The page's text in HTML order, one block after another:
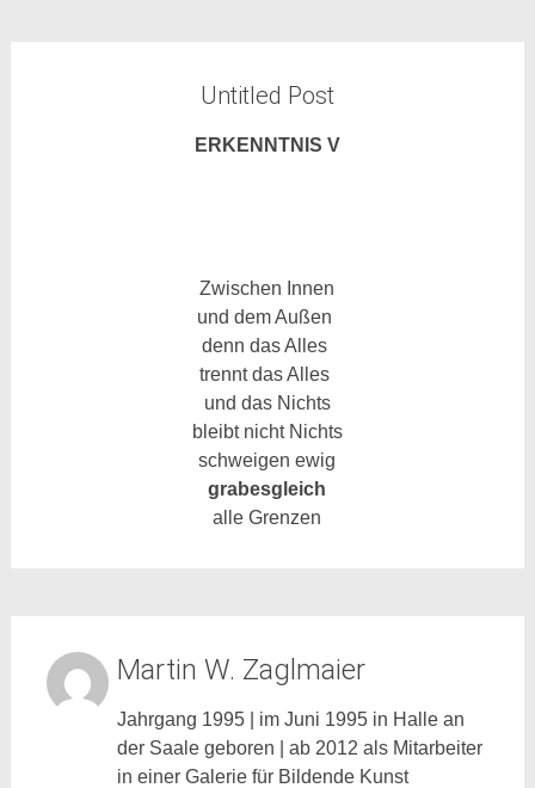
Untitled Post
ERKENNTNIS V
Zwischen Innen
und dem Außen
denn das Alles
trennt das Alles
und das Nichts
bleibt nicht Nichts
schweigen ewig
grabesgleich
alle Grenzen
Martin W. Zaglmaier
Jahrgang 1995 | im Juni 1995 in Halle an
der Saale geboren | ab 2012 als Mitarbeiter
in einer Galerie für Bildende Kunst